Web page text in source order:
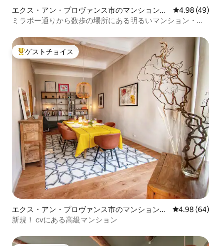
エクス・アン・プロヴァンス市のマンション・
アパート
レビュー49
4.98 (49)
ミラボー通りから数歩の場所にある明るいマンション・ア
大好評のゲストチョイスです。
ゲストチョイス
エクス・アン・プロヴァンス市のマンション・
アパート
レビュー64件
4.98 (64)
新規！ cvにある高級マンション